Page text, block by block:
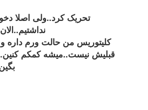
تحریک کرد..ولی اصلا
کلیتوریس من حالت ورم داره
قبلیش نیست..میشه کمکم